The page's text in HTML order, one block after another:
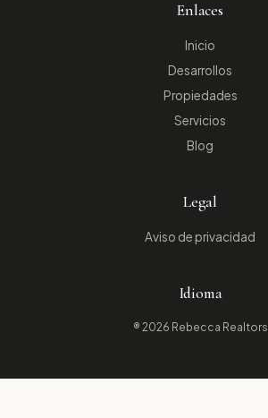
Enlaces
Inicio
Desarrollos
Propiedades
Servicios
Blog
Legal
Aviso de privacidad
Idioma
® 2026 Rebecca Realtors